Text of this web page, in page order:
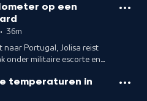
op een
• 36m
Portugal, Jolisa reist
onder militaire escorte en
temperaturen in